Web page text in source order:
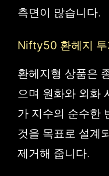
측면이 많습니다.
Nifty50 환헤지 투
환헤지형 상품은
으며 원화와 외화
가 지수의 순수한
것을 목표로 설계
제거해 줍니다.